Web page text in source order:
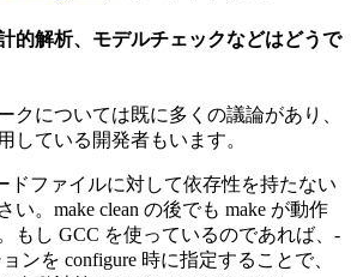
的解析、モデルチェックなどはどうで
クについては既に多くの議論があり、
している開発者もいます。
ドファイルに対して依存性を持たない
い。make clean の後でも make が動作
もし GCC を使っているのであれば、-
ンを configure 時に指定することで、